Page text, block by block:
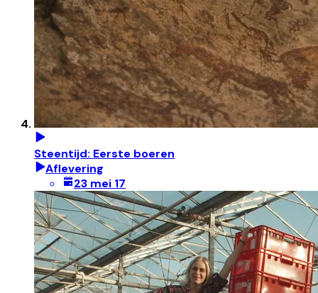
Steentijd: Eerste boeren
Aflevering
23 mei 17